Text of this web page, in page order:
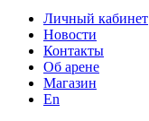
Личный кабинет
Новости
Контакты
Об арене
Магазин
En